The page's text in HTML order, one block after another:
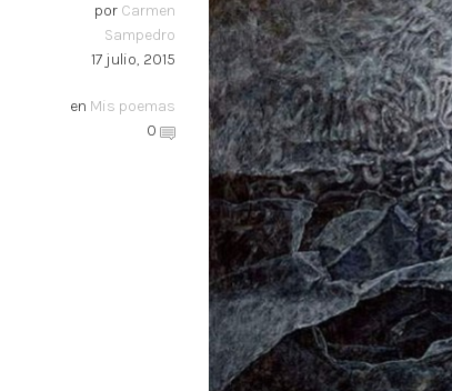
por Carmen
Sampedro
17 julio, 2015
en Mis poemas
0